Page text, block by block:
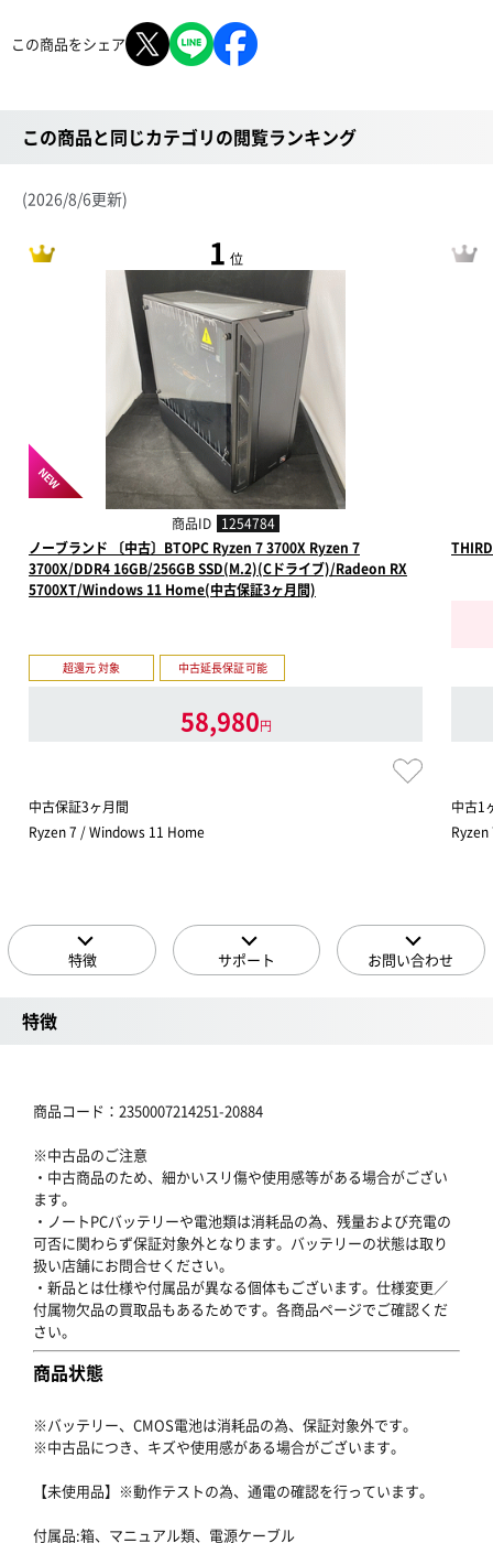
この商品をシェア
この商品と同じカテゴリの閲覧ランキング
(2026/8/6更新)
1 位
NEW
商品ID 1254784
ノーブランド 〔中古〕BTOPC Ryzen 7 3700X Ryzen 7
3700X/DDR4 16GB/256GB SSD(M.2)(Cドライブ)/Radeon RX
5700XT/Windows 11 Home(中古保証3ヶ月間)
超還元 対象 中古延長保証可能
58,980円
中古保証3ヶ月間
Ryzen 7 / Windows 11 Home
中古1
特徴 サポート お問い合わせ
特徴
商品コード：2350007214251-20884
※中古品のご注意
・中古商品のため、細かいスリ傷や使用感等がある場合がござい
ます。
・ノートPCバッテリーや電池類は消耗品の為、残量および充電の
可否に関わらず保証対象外となります。バッテリーの状態は取り
扱い店舗にお問合せください。
・新品とは仕様や付属品が異なる個体もございます。仕様変更／
付属物欠品の買取品もあるためです。各商品ページでご確認くだ
さい。
商品状態
※バッテリー、CMOS電池は消耗品の為、保証対象外です。
※中古品につき、キズや使用感がある場合がございます。
【未使用品】※動作テストの為、通電の確認を行っています。
付属品:箱、マニュアル類、電源ケーブル